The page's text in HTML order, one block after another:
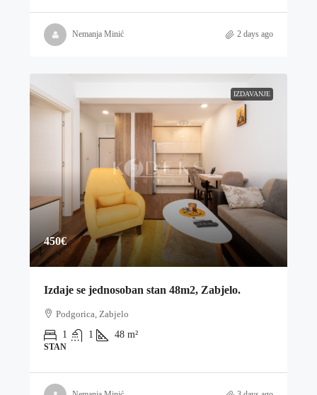
Nemanja Minić 2 days ago
IZDAVANJE
450€
Izdaje se jednosoban stan 48m2, Zabjelo.
Podgorica, Zabjelo
1
1 48 m²
STAN